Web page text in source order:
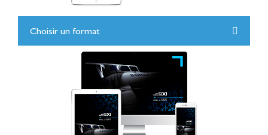
Choisir un format